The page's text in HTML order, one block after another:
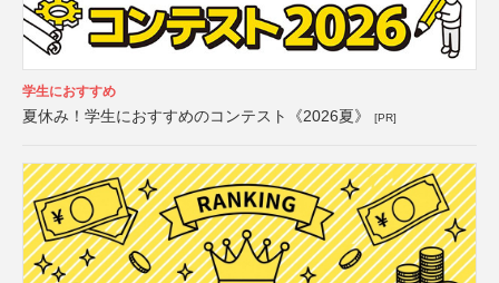
学生におすすめ
夏休み！学生におすすめのコンテスト《2026夏》 [PR]